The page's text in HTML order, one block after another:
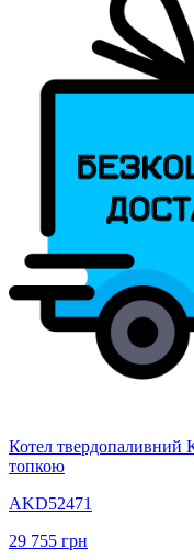
Котел
топкою
AKD52471
29 755 грн